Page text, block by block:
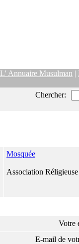
L' Annuaire Musulman |
Chercher:
Mosquée
Association
Votre
E-mail de